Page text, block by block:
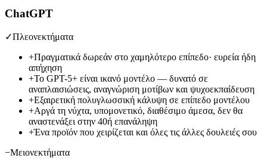
ChatGPT
✓Πλεονεκτήματα
+Πραγματικά δωρεάν στο χαμηλότερο επίπεδο· ευρεία ήδη
απήχηση
+Το GPT-5+ είναι ικανό μοντέλο — δυνατό σε
αναπλαισιώσεις, αναγνώριση μοτίβων και ψυχοεκπαίδευση
+Εξαιρετική πολυγλωσσική κάλυψη σε επίπεδο μοντέλου
+Αργά τη νύχτα, υπομονετικό, διαθέσιμο άμεσα, δεν θα
αναστενάξει στην 40ή επανάληψη
+Ένα προϊόν που χειρίζεται και όλες τις άλλες δουλειές σου
−Μειονεκτήματα